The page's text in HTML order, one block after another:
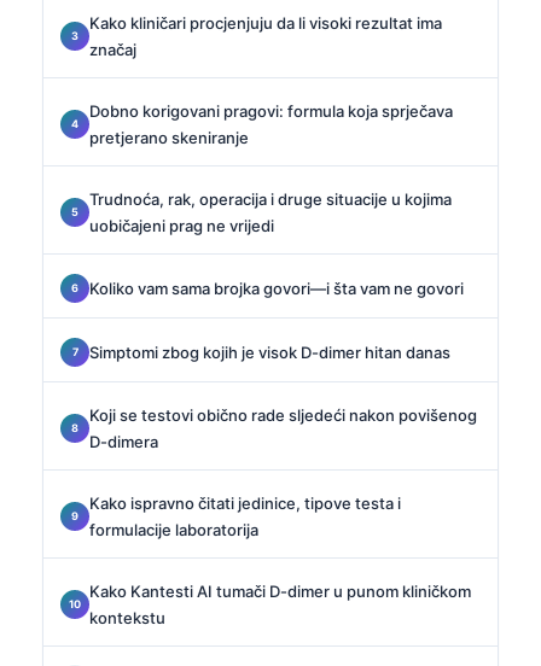
Kako kliničari procjenjuju da li visoki rezultat ima
značaj
Dobno korigovani pragovi: formula koja sprječava
pretjerano skeniranje
Trudnoća, rak, operacija i druge situacije u kojima
uobičajeni prag ne vrijedi
Koliko vam sama brojka govori—i šta vam ne govori
Simptomi zbog kojih je visok D-dimer hitan danas
Koji se testovi obično rade sljedeći nakon povišenog
D-dimera
Kako ispravno čitati jedinice, tipove testa i
formulacije laboratorija
Kako Kantesti AI tumači D-dimer u punom kliničkom
kontekstu